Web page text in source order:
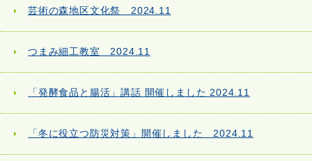
芸術の森地区文化祭 2024.11
つまみ細工教室 2024.11
「発酵食品と腸活」講話 開催しました 2024.11
「冬に役立つ防災対策」開催しました 2024.11